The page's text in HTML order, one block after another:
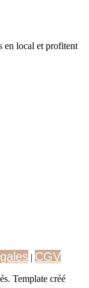
en local et profitent
| CGV
Template créé